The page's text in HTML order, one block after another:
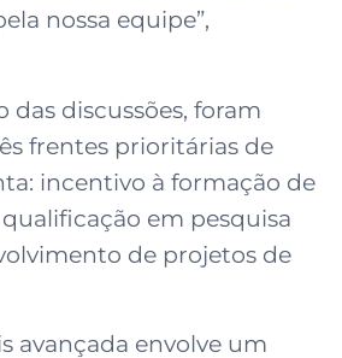
nossa equipe”,
das discussões, foram
frentes prioritárias de
incentivo à formação de
em pesquisa
de projetos de
avançada envolve um